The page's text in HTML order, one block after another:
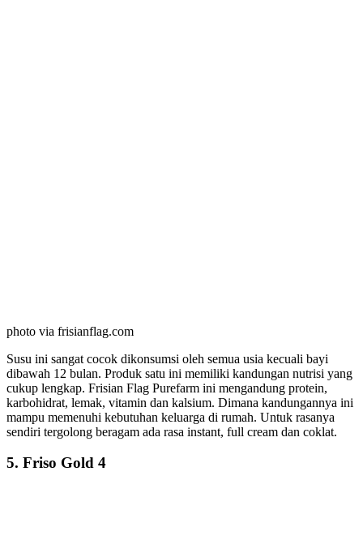
photo via frisianflag.com
Susu ini sangat cocok dikonsumsi oleh semua usia kecuali bayi
dibawah 12 bulan. Produk satu ini memiliki kandungan nutrisi yang
cukup lengkap. Frisian Flag Purefarm ini mengandung protein,
karbohidrat, lemak, vitamin dan kalsium. Dimana kandungannya ini
mampu memenuhi kebutuhan keluarga di rumah. Untuk rasanya
sendiri tergolong beragam ada rasa instant, full cream dan coklat.
5. Friso Gold 4